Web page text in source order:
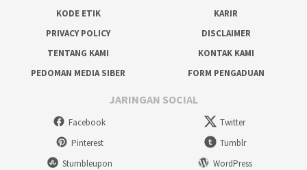
KODE ETIK
KARIR
PRIVACY POLICY
DISCLAIMER
TENTANG KAMI
KONTAK KAMI
PEDOMAN MEDIA SIBER
FORM PENGADUAN
JARINGAN SOCIAL
Facebook
Twitter
Pinterest
Tumblr
Stumbleupon
WordPress